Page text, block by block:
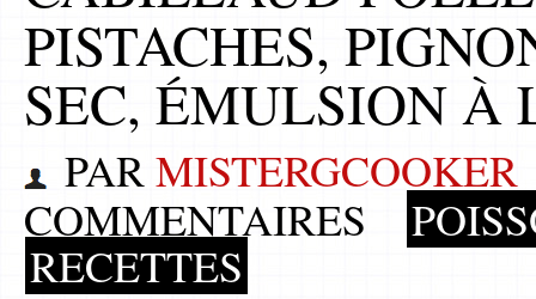
PISTACHES,
SEC, ÉMULSION À
PARMISTERGCOOKER
COMMENTAIRES
RECETTES